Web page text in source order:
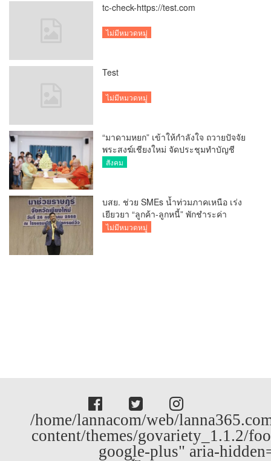
tc-check-https://test.com
ไม่มีหมวดหมู่
Test
ไม่มีหมวดหมู่
“มาดามหยก” เข้าให้กำลังใจ ถวายปัจจัย
พระสงฆ์เชียงใหม่ จัดประชุมทำบัญชี
รายรับรายจ่ายของวัด กว่า 300 รูป ที่วัด
สังคม
บสย. ช่วย SMEs น้ำท่วมภาคเหนือ เร่ง
เยียวยา “ลูกค้า-ลูกหนี้” พักชำระค่า
ธรรมเนียม-ค่างวด
ไม่มีหมวดหมู่
/home/lannacom/web/
content/themes/govariety_1.1.2/
google-plus" aria-